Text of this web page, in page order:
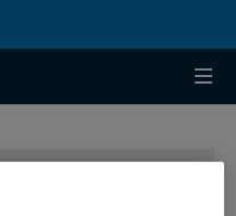
publicitaires pour